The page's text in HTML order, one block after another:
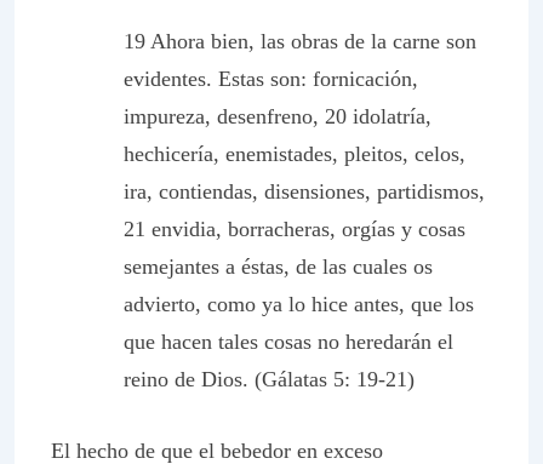
19 Ahora bien, las obras de la carne son
evidentes. Estas son: fornicación,
impureza, desenfreno, 20 idolatría,
hechicería, enemistades, pleitos, celos,
ira, contiendas, disensiones, partidismos,
21 envidia, borracheras, orgías y cosas
semejantes a éstas, de las cuales os
advierto, como ya lo hice antes, que los
que hacen tales cosas no heredarán el
reino de Dios. (Gálatas 5: 19-21)
El hecho de que el bebedor en exceso